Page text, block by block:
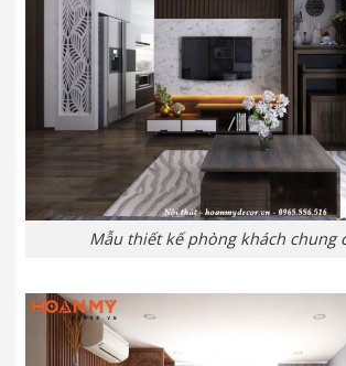
Mẫu thiết kế phòng khách chung